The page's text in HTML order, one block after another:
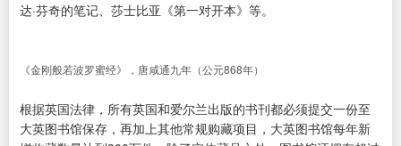
达·芬奇的笔记、莎士比亚《第一对开本》等。
《金刚般若波罗蜜经》，唐咸通九年（公元868年）
根据英国法律，所有英国和爱尔兰出版的书刊都必须提交一份至
大英图书馆保存，再加上其他常规购藏项目，大英图书馆每年新